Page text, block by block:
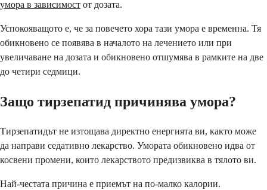
умора в зависимост от дозата.
Успокояващото е, че за повечето хора тази умора е временна. Тя
обикновено се появява в началото на лечението или при
увеличаване на дозата и обикновено отшумява в рамките на две
до четири седмици.
Защо тирзепатид причинява умора?
Тирзепатидът не изтощава директно енергията ви, както може
да направи седативно лекарство. Умората обикновено идва от
косвени промени, които лекарството предизвиква в тялото ви.
Най-честата причина е приемът на по-малко калории.